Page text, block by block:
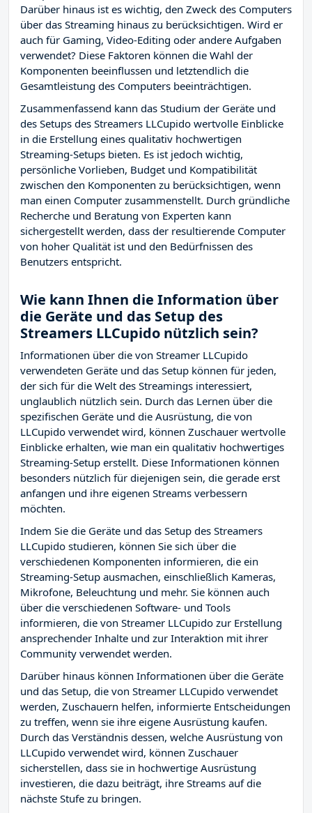
Darüber hinaus ist es wichtig, den Zweck des Computers
über das Streaming hinaus zu berücksichtigen. Wird er
auch für Gaming, Video-Editing oder andere Aufgaben
verwendet? Diese Faktoren können die Wahl der
Komponenten beeinflussen und letztendlich die
Gesamtleistung des Computers beeinträchtigen.
Zusammenfassend kann das Studium der Geräte und
des Setups des Streamers LLCupido wertvolle Einblicke
in die Erstellung eines qualitativ hochwertigen
Streaming-Setups bieten. Es ist jedoch wichtig,
persönliche Vorlieben, Budget und Kompatibilität
zwischen den Komponenten zu berücksichtigen, wenn
man einen Computer zusammenstellt. Durch gründliche
Recherche und Beratung von Experten kann
sichergestellt werden, dass der resultierende Computer
von hoher Qualität ist und den Bedürfnissen des
Benutzers entspricht.
Wie kann Ihnen die Information über
die Geräte und das Setup des
Streamers LLCupido nützlich sein?
Informationen über die von Streamer LLCupido
verwendeten Geräte und das Setup können für jeden,
der sich für die Welt des Streamings interessiert,
unglaublich nützlich sein. Durch das Lernen über die
spezifischen Geräte und die Ausrüstung, die von
LLCupido verwendet wird, können Zuschauer wertvolle
Einblicke erhalten, wie man ein qualitativ hochwertiges
Streaming-Setup erstellt. Diese Informationen können
besonders nützlich für diejenigen sein, die gerade erst
anfangen und ihre eigenen Streams verbessern
möchten.
Indem Sie die Geräte und das Setup des Streamers
LLCupido studieren, können Sie sich über die
verschiedenen Komponenten informieren, die ein
Streaming-Setup ausmachen, einschließlich Kameras,
Mikrofone, Beleuchtung und mehr. Sie können auch
über die verschiedenen Software- und Tools
informieren, die von Streamer LLCupido zur Erstellung
ansprechender Inhalte und zur Interaktion mit ihrer
Community verwendet werden.
Darüber hinaus können Informationen über die Geräte
und das Setup, die von Streamer LLCupido verwendet
werden, Zuschauern helfen, informierte Entscheidungen
zu treffen, wenn sie ihre eigene Ausrüstung kaufen.
Durch das Verständnis dessen, welche Ausrüstung von
LLCupido verwendet wird, können Zuschauer
sicherstellen, dass sie in hochwertige Ausrüstung
investieren, die dazu beiträgt, ihre Streams auf die
nächste Stufe zu bringen.